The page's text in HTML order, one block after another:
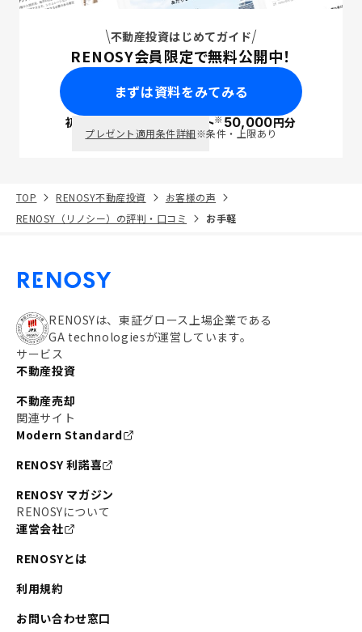
不動産投資はじめてガイド
RENOSY会員限定で無料公開中！
まずは資料をみてみる
初回面談で ポイント※50,000円分
プレゼント適用条件詳細※条件・上限あり
TOP RENOSY不動産投資
お客様の声
RENOSY（リノシー）の評判・口コミ
お手軽
RENOSYは、東証グロース上場企業である
GA technologiesが運営しています。
サービス
不動産投資
不動産売却
関連サイト
Modern Standard
RENOSY 利諾喜
RENOSY マガジン
RENOSYについて
運営会社
RENOSYとは
利用規約
お問い合わせ窓口